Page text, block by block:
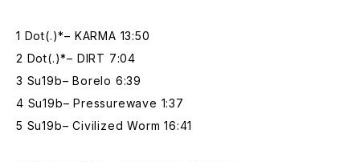
1 Dot(.)*– KARMA 13:50
2 Dot(.)*– DIRT 7:04
3 Su19b– Borelo 6:39
4 Su19b– Pressurewave 1:37
5 Su19b– Civilized Worm 16:41